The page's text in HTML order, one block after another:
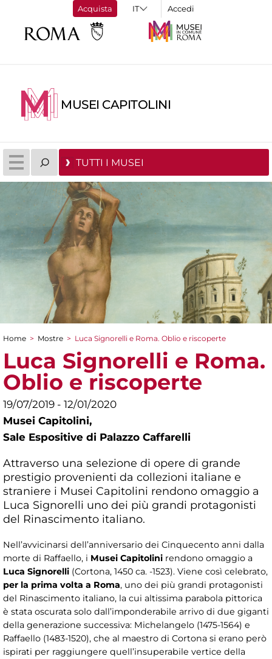
Acquista Accedi
MUSEI CAPITOLINI
TUTTI I MUSEI
Tu sei qui
Home > Mostre > Luca Signorelli e Roma. Oblio e riscoperte
Luca Signorelli e Roma.
Oblio e riscoperte
19/07/2019 - 12/01/2020
Musei Capitolini,
Sale Espositive di Palazzo Caffarelli
Attraverso una selezione di opere di grande
prestigio provenienti da collezioni italiane e
straniere i Musei Capitolini rendono omaggio a
Luca Signorelli uno dei più grandi protagonisti
del Rinascimento italiano.
Nell’avvicinarsi dell’anniversario dei Cinquecento anni dalla
morte di Raffaello, i Musei Capitolini rendono omaggio a
Luca Signorelli (Cortona, 1450 ca. -1523). Viene così celebrato,
per la prima volta a Roma, uno dei più grandi protagonisti
del Rinascimento italiano, la cui altissima parabola pittorica
è stata oscurata solo dall’imponderabile arrivo di due giganti
della generazione successiva: Michelangelo (1475-1564) e
Raffaello (1483-1520), che al maestro di Cortona si erano però
ispirati per raggiungere quell’insuperabile vertice della